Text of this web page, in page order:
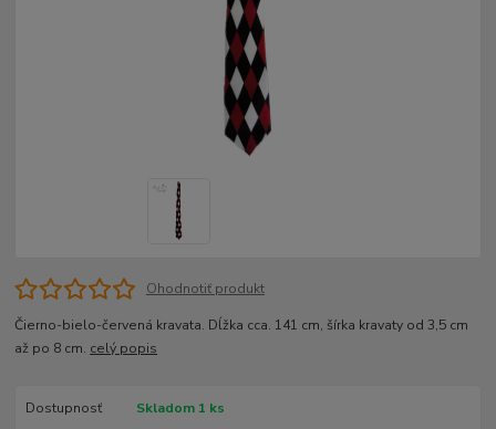
Ohodnotiť produkt
Čierno-bielo-červená kravata. Dĺžka cca. 141 cm, šírka kravaty od 3,5 cm
až po 8 cm. celý popis
Dostupnosť Skladom 1 ks